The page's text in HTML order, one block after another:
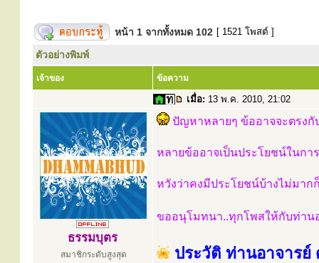
หน้า 1 จากทั้งหมด 102 [ 1521 โพสต์ ]
ตัวอย่างพิมพ์
เจ้าของ ข้อความ
เมื่อ: 13 พ.ค. 2010, 21:02
ธรรมบุตร
สมาชิกระดับสูงสุด
ปัญหาหลายๆ ข้ออาจจะตรงกั
หลายข้ออาจเป็นประโยชน์ในก
หวังว่าคงมีประโยชน์บ้างไม่มา
ขออนุโมทนา..ทุกโพสให้กับท่าน
ประวัติ ท่านอาจารย์